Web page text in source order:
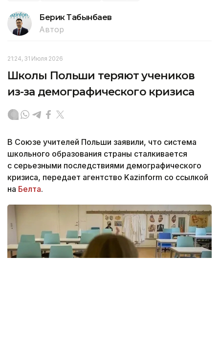
Берик Табынбаев
Автор
21:24, 31 Июля 2026
Школы Польши теряют учеников
из-за демографического кризиса
В Союзе учителей Польши заявили, что система
школьного образования страны сталкивается
с серьезными последствиями демографического
кризиса, передает агентство Kazinform со ссылкой
на Белта.